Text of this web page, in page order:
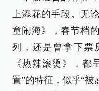
上添花的手段。无
童闹海》，春节档
列，还是曾拿下票
《热辣滚烫》，都
置”的特征，似乎“被